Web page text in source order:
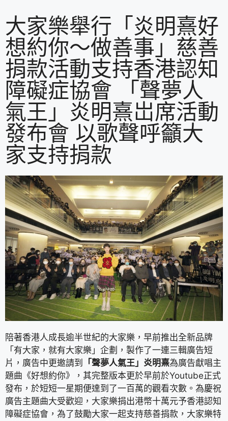
大家樂舉行「炎明熹好
想約你～做善事」慈善
捐款活動支持香港認知
障礙症協會 「聲夢人
氣王」炎明熹岀席活動
發布會 以歌聲呼籲大
家支持捐款
陪著香港人成長逾半世紀的大家樂，早前推出全新品牌
「有大家，就有大家樂」企劃，製作了一連三輯廣告短
片，廣告中更邀請到
「聲夢人氣王」炎明熹為廣告獻唱主
題曲《好想約你》，其完整版本更於早前於Youtube正式
發布，於短短一星期便達到了一百萬的觀看次數。為慶祝
廣告主題曲大受歡迎，大家樂捐出港幣十萬元予香港認知
障礙症協會，為了鼓勵大家一起支持慈善捐款，大家樂特